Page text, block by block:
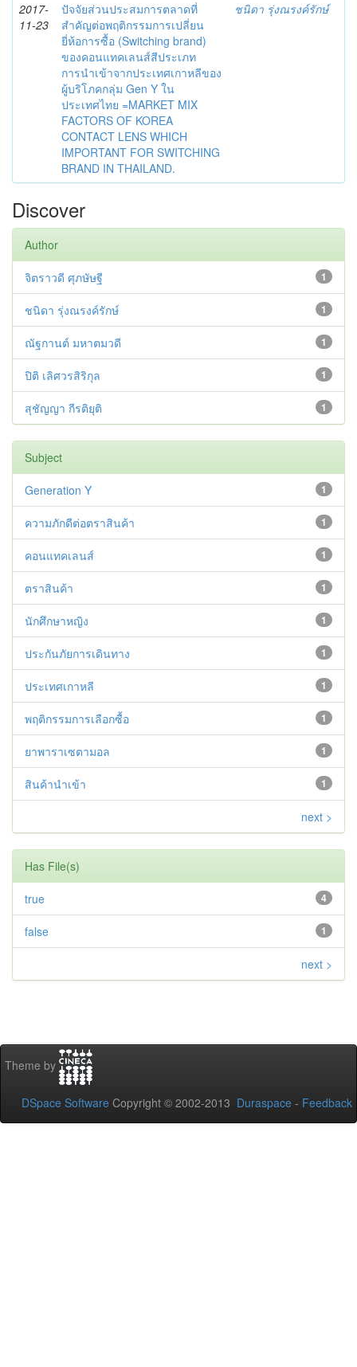
2017-
11-23
ปัจจัยส่วนประสมการตลาดที่
สำคัญต่อพฤติกรรมการเปลี่ยน
ยี่ห้อการซื้อ (Switching brand)
ของคอนแทคเลนส์สีประเภท
การนำเข้าจากประเทศเกาหลีของ
ผู้บริโภคกลุ่ม Gen Y ใน
ประเทศไทย =MARKET MIX
FACTORS OF KOREA
CONTACT LENS WHICH
IMPORTANT FOR SWITCHING
BRAND IN THAILAND.
ชนิดา รุ่งณรงค์รักษ์
Discover
Author
1
จิตราวดี ศุภษัษฐี
1
ชนิดา รุ่งณรงค์รักษ์
1
ณัฐกานต์ มหาตมวดี
1
ปิติ เลิศวรสิริกุล
1
สุชัญญา กีรติยุติ
Subject
1
Generation Y
1
ความภักดีต่อตราสินค้า
1
คอนแทคเลนส์
1
ตราสินค้า
1
นักศึกษาหญิง
1
ประกันภัยการเดินทาง
1
ประเทศเกาหลี
1
พฤติกรรมการเลือกซื้อ
1
ยาพาราเซตามอล
1
สินค้านำเข้า
next >
Has File(s)
4
true
1
false
next >
Theme by
DSpace Software Copyright © 2002-2013 Duraspace - Feedback